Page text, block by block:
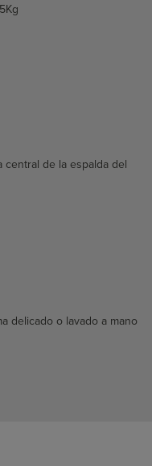
de la espalda del
delicado o lavado a mano